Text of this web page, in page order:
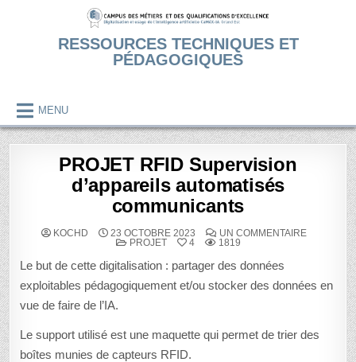
RESSOURCES TECHNIQUES ET
PÉDAGOGIQUES
MENU
PROJET RFID Supervision
d’appareils automatisés
communicants
KOCHD 23 OCTOBRE 2023 UN COMMENTAIRESUR
POSTED
PROJET 4 1819
Le but de cette digitalisation : partager des données
exploitables pédagogiquement et/ou stocker des données en
vue de faire de l’IA.
Le support utilisé est une maquette qui permet de trier des
boîtes munies de capteurs RFID.